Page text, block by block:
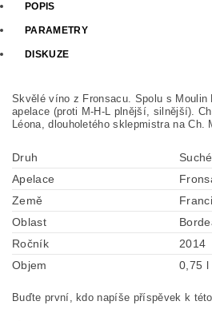
POPIS
PARAMETRY
DISKUZE
Skvělé víno z Fronsacu. Spolu s Moulin
apelace (proti M-H-L plnější, silnější).
Léona, dlouholetého sklepmistra na Ch.
Druh
Suché
Apelace
Země
Oblast
Ročník
2014
Objem
0,75 l
Buďte první, kdo napíše příspěvek k